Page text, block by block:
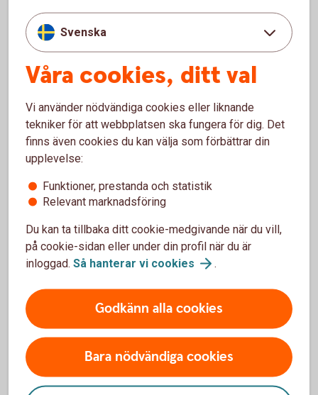
Thailand Thailänsk bath THB 0,2837
Tjeckien Tjeckisk krona CZK 0,4473
Turkiet Turkisk lira TRY
Ungern Ungersk forint HUF
USA
Amerikansk
USD 9,4348
Kontakta oss
Hittabankkontor
Ring 033-16 65
00
Anslut till
Svenska
Våra cookies, ditt val
Vi använder nödvändiga cookies eller liknande
tekniker för att webbplatsen ska fungera för dig. Det
finns även cookies du kan välja som förbättrar din
upplevelse:
Funktioner, prestanda och statistik
Relevant marknadsföring
Du kan ta tillbaka ditt cookie-medgivande när du vill,
på cookie-sidan eller under din profil när du är
inloggad. Så hanterar vi cookies .
Godkänn alla cookies
Bara nödvändiga cookies